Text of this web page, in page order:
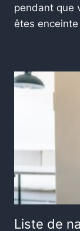
pendant que
êtes enceinte
Liste de